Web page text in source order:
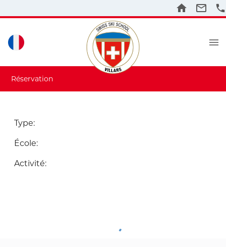
Réservation
Type:
École:
Activité: